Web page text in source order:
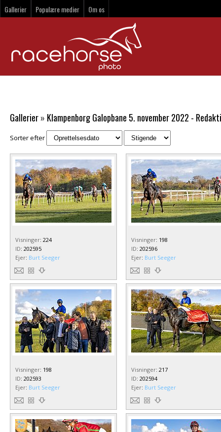
Gallerier Populære medier Om os
Gallerier» Klampenborg Galopbane 5. november 2022 -
Sorter efter
Visninger: 224
ID: 202595
Ejer: Burt Seeger
Visninger: 198
ID: 202596
Ejer: Burt Seeger
Visninger: 198
ID: 202593
Ejer: Burt Seeger
Visninger: 217
ID: 202594
Ejer: Burt Seeger